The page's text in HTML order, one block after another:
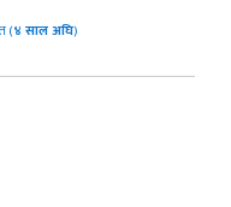
(४ साल अघि)